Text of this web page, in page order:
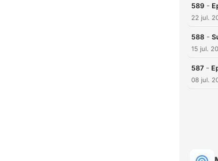
589 -
22 jul.
588 -
15 jul.
587 -
08 jul.